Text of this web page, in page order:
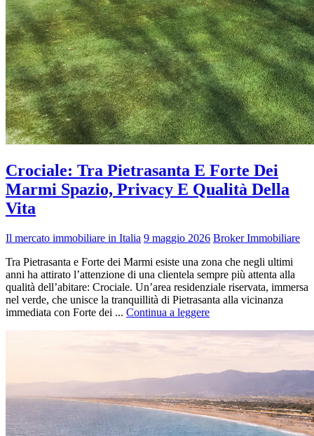
Crociale: Tra Pietrasanta E Forte Dei
Marmi Spazio, Privacy E Qualità Della
Vita
Il mercato immobiliare in Italia 9 maggio 2026 Broker Immobiliare
Tra Pietrasanta e Forte dei Marmi esiste una zona che negli ultimi
anni ha attirato l’attenzione di una clientela sempre più attenta alla
qualità dell’abitare: Crociale. Un’area residenziale riservata, immersa
nel verde, che unisce la tranquillità di Pietrasanta alla vicinanza
immediata con Forte dei ... Continua a leggere